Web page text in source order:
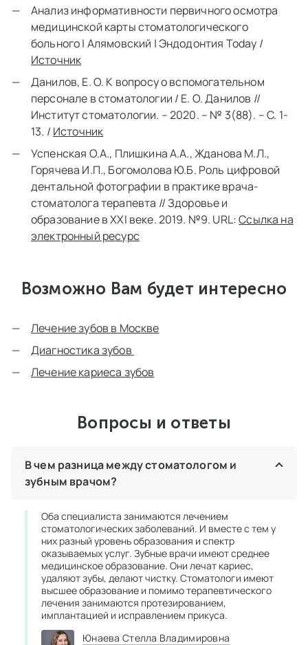
Анализ информативности первичного осмотра
медицинской карты стоматологического
больного | Алямовский | Эндодонтия Today /
Источник
Данилов, Е. О. К вопросу о вспомогательном
персонале в стоматологии / Е. О. Данилов //
Институт стоматологии. – 2020. – № 3(88). – С. 1-
13. / Источник
Успенская О.А., Плишкина А.А., Жданова М.Л.,
Горячева И.П., Богомолова Ю.Б. Роль цифровой
дентальной фотографии в практике врача-
стоматолога терапевта // Здоровье и
образование в XXI веке. 2019. №9. URL:Ссылка на
электронный ресурс
Возможно Вам будет интересно
Лечение зубов в Москве
Диагностика зубов
Лечение кариеса зубов
Вопросы и ответы
В чем разница между стоматологом и
зубным врачом?
Оба специалиста занимаются лечением
стоматологических заболеваний. И вместе с тем у
них разный уровень образования и спектр
оказываемых услуг. Зубные врачи имеют среднее
медицинское образование. Они лечат кариес,
удаляют зубы, делают чистку. Стоматологи имеют
высшее образование и помимо терапевтического
лечения занимаются протезированием,
имплантацией и исправлением прикуса.
Юнаева Стелла Владимировна